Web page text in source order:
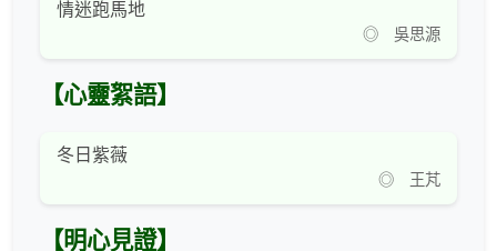
情迷跑馬地
◎ 吳思源
【心靈絮語】
冬日紫薇
◎ 王芃
【明心見證】